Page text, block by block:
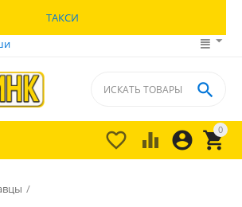
ТАКСИ
0


 

/